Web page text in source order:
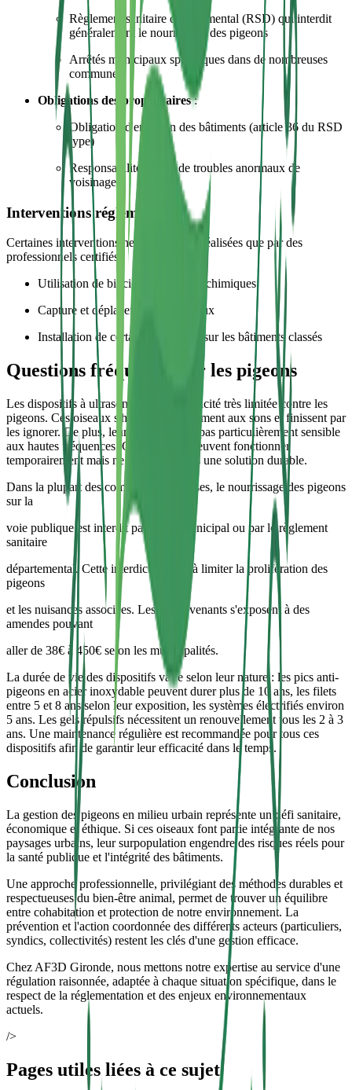
Règlement sanitaire départemental (RSD) qui interdit
généralement le nourrissage des pigeons
Arrêtés municipaux spécifiques dans de nombreuses
communes
Obligations des propriétaires:
Obligation d'entretien des bâtiments (article 36 du RSD
type)
Responsabilité en cas de troubles anormaux de
voisinage
Interventions réglementées
Certaines interventions ne peuvent être réalisées que par des
professionnels certifiés :
Utilisation de biocides et produits chimiques
Capture et déplacement des oiseaux
Installation de certains dispositifs sur les bâtiments classés
Questions fréquentes sur les pigeons
Les dispositifs à ultrasons ont une efficacité très limitée contre les
pigeons. Ces oiseaux s'habituent rapidement aux sons et finissent par
les ignorer. De plus, leur audition n'est pas particulièrement sensible
aux hautes fréquences. Ces appareils peuvent fonctionner
temporairement mais ne constituent pas une solution durable.
Dans la plupart des communes françaises, le nourrissage des pigeons
sur la
voie publique est interdit par arrêté municipal ou par le règlement
sanitaire
départemental. Cette interdiction vise à limiter la prolifération des
pigeons
et les nuisances associées. Les contrevenants s'exposent à des
amendes pouvant
aller de 38€ à 450€ selon les municipalités.
La durée de vie des dispositifs varie selon leur nature : les pics anti-
pigeons en acier inoxydable peuvent durer plus de 10 ans, les filets
entre 5 et 8 ans selon leur exposition, les systèmes électrifiés environ
5 ans. Les gels répulsifs nécessitent un renouvellement tous les 2 à 3
ans. Une maintenance régulière est recommandée pour tous ces
dispositifs afin de garantir leur efficacité dans le temps.
Conclusion
La gestion des pigeons en milieu urbain représente un défi sanitaire,
économique et éthique. Si ces oiseaux font partie intégrante de nos
paysages urbains, leur surpopulation engendre des risques réels pour
la santé publique et l'intégrité des bâtiments.
Une approche professionnelle, privilégiant des méthodes durables et
respectueuses du bien-être animal, permet de trouver un équilibre
entre cohabitation et protection de notre environnement. La
prévention et l'action coordonnée des différents acteurs (particuliers,
syndics, collectivités) restent les clés d'une gestion efficace.
Chez AF3D Gironde, nous mettons notre expertise au service d'une
régulation raisonnée, adaptée à chaque situation spécifique, dans le
respect de la réglementation et des enjeux environnementaux
actuels.
/>
Pages utiles liées à ce sujet